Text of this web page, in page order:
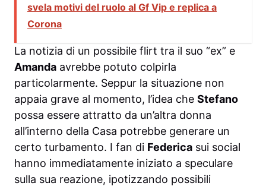
svela motivi del ruolo al Gf Vip e replica a
Corona
La notizia di un possibile flirt tra il suo “ex” e
Amanda avrebbe potuto colpirla
particolarmente. Seppur la situazione non
appaia grave al momento, l’idea che Stefano
possa essere attratto da un’altra donna
all’interno della Casa potrebbe generare un
certo turbamento. I fan di Federica sui social
hanno immediatamente iniziato a speculare
sulla sua reazione, ipotizzando possibili